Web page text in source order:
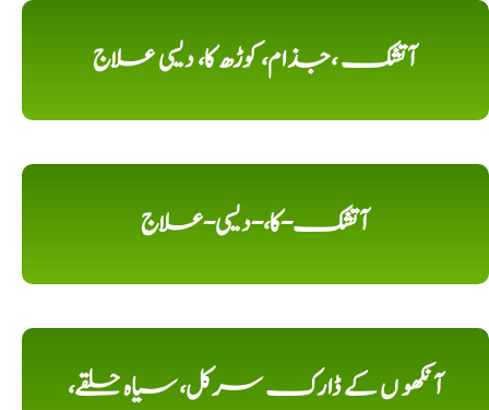
آتشک ،جذام، کوڑھ کا، دیسی علاج
آتشک-کا،-دیسی-علاج
آنکھو ں کے ڈارک سرکل، سیاہ حلقے،